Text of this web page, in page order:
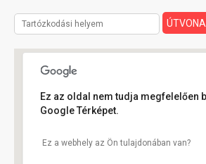
Ez az oldal nem tudja megfelelően
Google Térképet.
Ez a webhely az Ön tulajdonában van?